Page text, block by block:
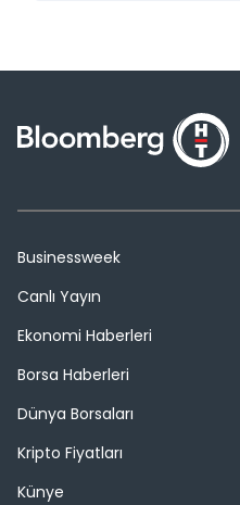
Businessweek
Canlı Yayın
Ekonomi Haberleri
Borsa Haberleri
Dünya Borsaları
Kripto Fiyatları
Künye